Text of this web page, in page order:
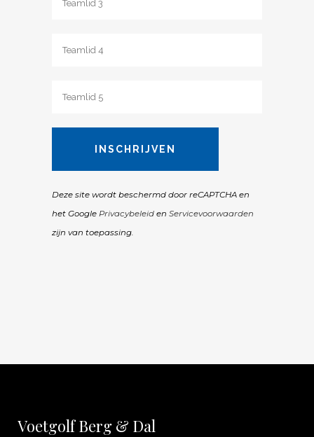
Deze site wordt beschermd door reCAPTCHA en
het Google Privacybeleid en Servicevoorwaarden
zijn van toepassing.
Voetgolf Berg & Dal